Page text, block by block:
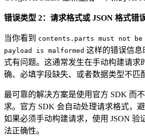
错误类型 2：请求格式或 JSON 格式错
当你看到 contents.parts must not be
payload is malformed 这样的错误信
式有问题。这通常发生在手动构建请求
确、必填字段缺失、或者数据类型不匹
最可靠的解决方案是使用官方 SDK 而
求。官方 SDK 会自动处理请求格式，
如果必须手动构建请求，使用 JSON 验
法正确性。